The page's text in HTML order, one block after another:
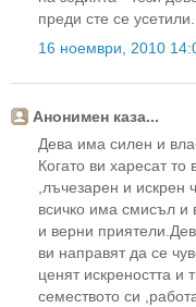
преди сте се усетили.
16 ноември, 2010
Анонимен каза...
Дева има силен и
Когато ви харесат
,лъчезарен и искрен
всичко има смисъл и
и верни
ви направят да се
ценят искреността и
семеството си